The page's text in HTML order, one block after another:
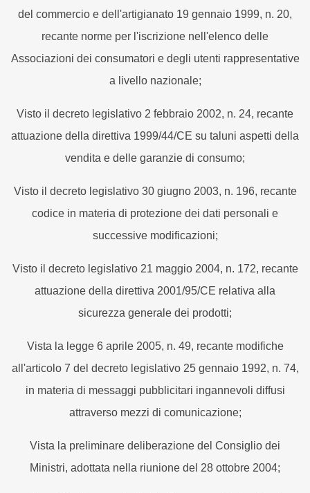
del commercio e dell'artigianato 19 gennaio 1999, n. 20,
recante norme per l'iscrizione nell'elenco delle
Associazioni dei consumatori e degli utenti rappresentative
a livello nazionale;
Visto il decreto legislativo 2 febbraio 2002, n. 24, recante
attuazione della direttiva 1999/44/CE su taluni aspetti della
vendita e delle garanzie di consumo;
Visto il decreto legislativo 30 giugno 2003, n. 196, recante
codice in materia di protezione dei dati personali e
successive modificazioni;
Visto il decreto legislativo 21 maggio 2004, n. 172, recante
attuazione della direttiva 2001/95/CE relativa alla
sicurezza generale dei prodotti;
Vista la legge 6 aprile 2005, n. 49, recante modifiche
all'articolo 7 del decreto legislativo 25 gennaio 1992, n. 74,
in materia di messaggi pubblicitari ingannevoli diffusi
attraverso mezzi di comunicazione;
Vista la preliminare deliberazione del Consiglio dei
Ministri, adottata nella riunione del 28 ottobre 2004;